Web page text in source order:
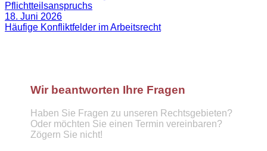
Pflichtteilsanspruchs
18. Juni 2026
Häufige Konfliktfelder im Arbeitsrecht
Wir beantworten Ihre Fragen
Haben Sie Fragen zu unseren Rechtsgebieten?
Oder möchten Sie einen Termin vereinbaren?
Zögern Sie nicht!